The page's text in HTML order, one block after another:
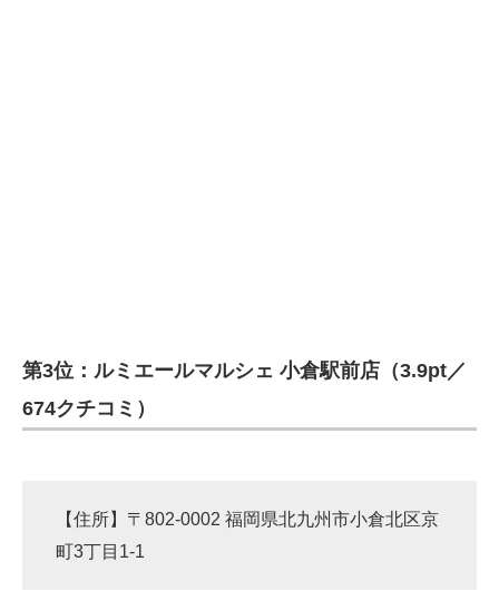
第3位：ルミエールマルシェ 小倉駅前店（3.9pt／
674クチコミ）
【住所】〒802-0002 福岡県北九州市小倉北区京
町3丁目1-1